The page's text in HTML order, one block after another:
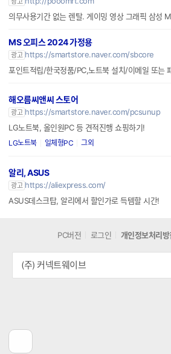
게이밍 사무노트북 단기렌탈
광고
http://pooomrt.com
의무사용기간 없는 렌탈. 게이밍 영상 그래픽 삼성
MS 오피스 2024 가정용
광고 https://smartstore.naver.com/sbcore
포인트적립/한국정품/PC,노트북 설치/이메일 또는
해오름씨앤씨 스토어
광고 https://smartstore.naver.com/pcsunup
LG노트북, 올인원PC 등 견적진행 쇼핑하기!
알리, ASUS
광고 https://aliexpress.com/
PC버전 로그인 개인정보처리방